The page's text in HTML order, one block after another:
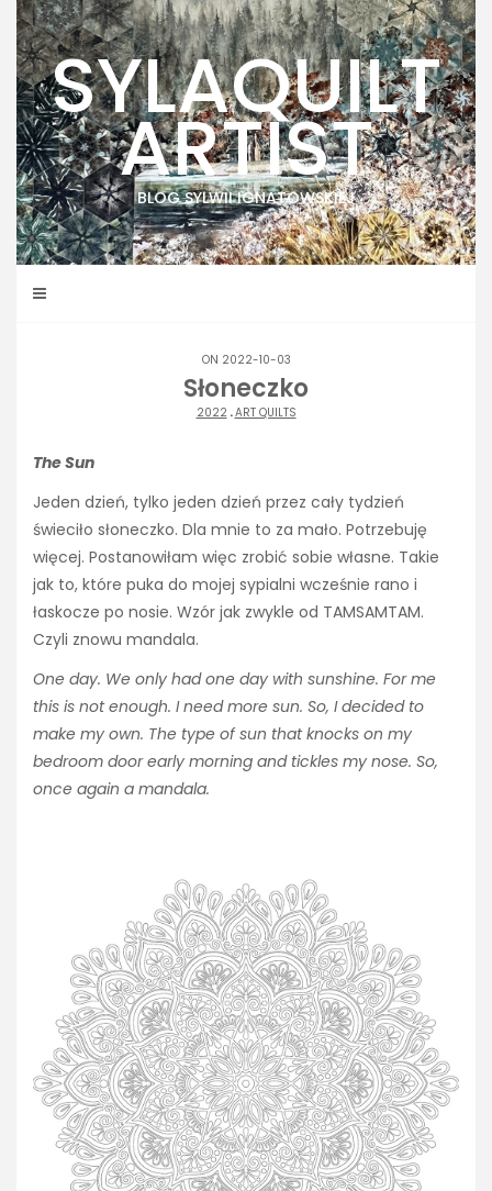
Skip
contentSYLAQUILT
ARTIST
BLOG SYLWII IGNATOWSKIEJ
ON 2022-10-03
Słoneczko
2022 .ART QUILTS
The Sun
Jeden dzień, tylko jeden dzień przez cały tydzień
świeciło słoneczko. Dla mnie to za mało. Potrzebuję
więcej. Postanowiłam więc zrobić sobie własne. Takie
jak to, które puka do mojej sypialni wcześnie rano i
łaskocze po nosie. Wzór jak zwykle od TAMSAMTAM.
Czyli znowu mandala.
One day. We only had one day with sunshine. For me
this is not enough. I need more sun. So, I decided to
make my own. The type of sun that knocks on my
bedroom door early morning and tickles my nose. So,
once again a mandala.